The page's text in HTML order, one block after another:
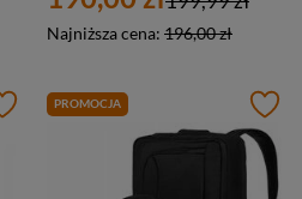
Najniższa cena: 196,00 zł
PROMOCJA